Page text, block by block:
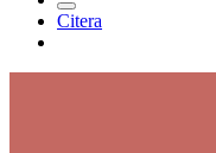
Citera